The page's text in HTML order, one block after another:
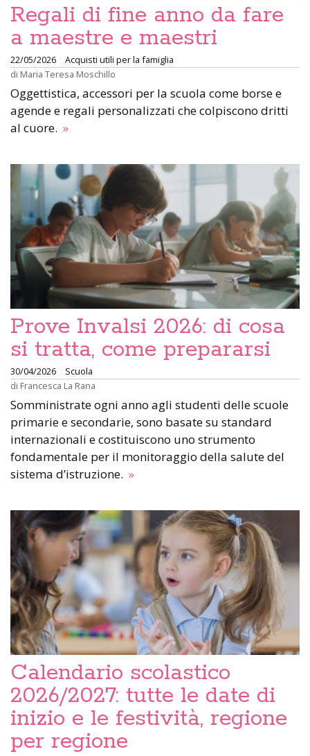
Regali di fine anno da fare
a maestre e maestri
22/05/2026
Acquisti utili per la famiglia
di Maria Teresa Moschillo
Oggettistica, accessori per la scuola come borse e
agende e regali personalizzati che colpiscono dritti
al cuore. »
Prove Invalsi 2026: di cosa
si tratta, come prepararsi
30/04/2026
Scuola
di Francesca La Rana
Somministrate ogni anno agli studenti delle scuole
primarie e secondarie, sono basate su standard
internazionali e costituiscono uno strumento
fondamentale per il monitoraggio della salute del
sistema d’istruzione. »
Calendario scolastico
2026/2027: tutte le date di
inizio e le festività, regione
per regione